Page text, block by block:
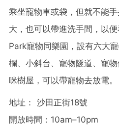
乘坐寵物車或袋，但就不能
大，也可以帶進洗手間，以
Park寵物同樂園，設有六大
欄、小斜台、寵物隧道、寵
咪樹屋，可以帶寵物去放電。
地址： 沙田正街18號
開放時間：10am–10pm